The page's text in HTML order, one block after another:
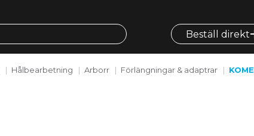
Beställ direkt
Hålbearbetning Arborr Förlängningar & adaptrar